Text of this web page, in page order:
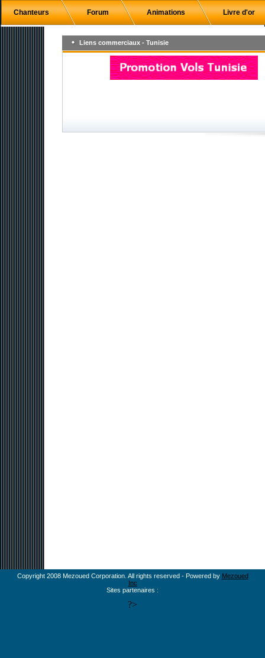
Chanteurs Forum Animations Livre d'or
Liens commerciaux - Tunisie
Copyright 2008 Mezoued Corporation. All rights reserved - Powered by Mezoued
Inc
Sites partenaires :
?>